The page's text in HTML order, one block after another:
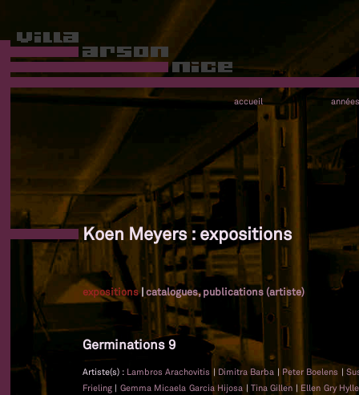
accueil années
Koen Meyers : expositions
expositions|catalogues, publications (artiste)
Germinations 9
Artiste(s) : Lambros Arachovitis | Dimitra Barba | Peter Boelens |
Frieling | Gemma Micaela Garcia Hijosa |Tina Gillen | Ellen Gry